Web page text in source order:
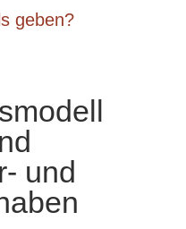
geben?
und